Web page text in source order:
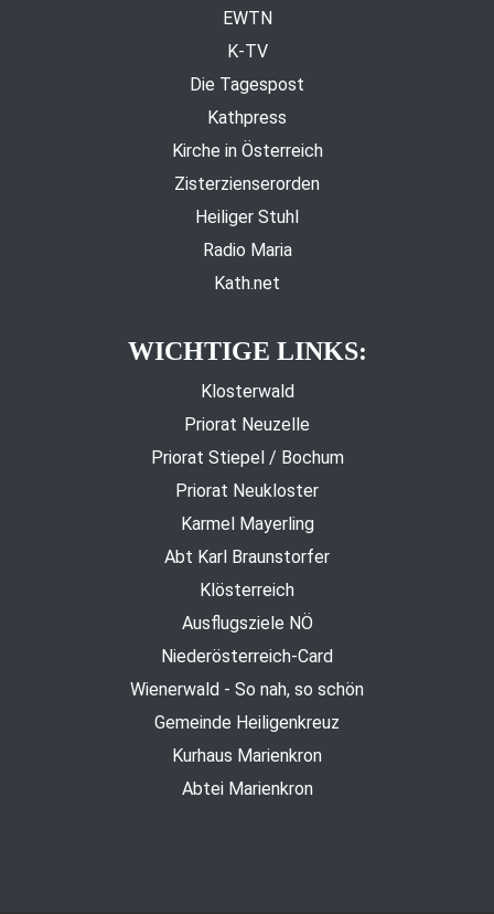
EWTN
K-TV
Die Tagespost
Kathpress
Kirche in Österreich
Zisterzienserorden
Heiliger Stuhl
Radio Maria
Kath.net
WICHTIGE LINKS:
Klosterwald
Priorat Neuzelle
Priorat Stiepel / Bochum
Priorat Neukloster
Karmel Mayerling
Abt Karl Braunstorfer
Klösterreich
Ausflugsziele NÖ
Niederösterreich-Card
Wienerwald - So nah, so schön
Gemeinde Heiligenkreuz
Kurhaus Marienkron
Abtei Marienkron